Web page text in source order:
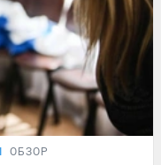
ОБЗОР